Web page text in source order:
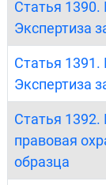
Статья 1390.
Экспертиза
Статья 1391.
Экспертиза
Статья
правовая
образца